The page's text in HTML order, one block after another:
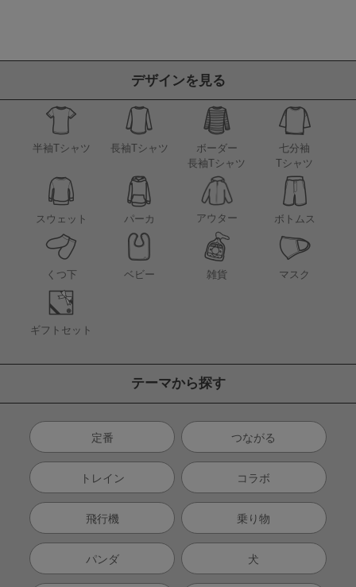
デザインを見る
半袖Tシャツ 長袖Tシャツ
ボーダー
長袖Tシャツ
七分袖
Tシャツ
スウェット パーカ アウター ボトムス
くつ下 ベビー 雑貨 マスク
ギフトセット
テーマから探す
定番 つながる
トレイン コラボ
飛行機 乗り物
パンダ 犬